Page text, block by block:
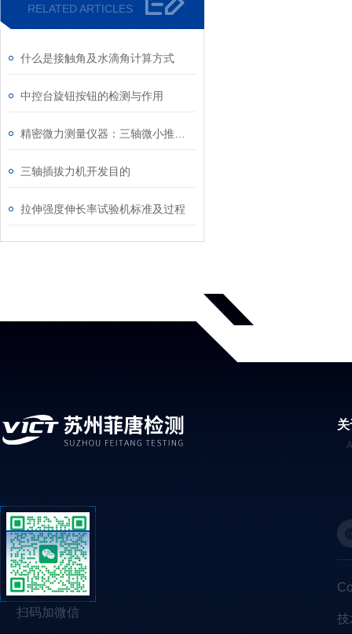
RELATED ARTICLES
什么是接触角及水滴角计算方式
中控台旋钮按钮的检测与作用
三轴插拔力机开发目的
拉伸强度伸长率试验机标准及过程
扫码加微信 技